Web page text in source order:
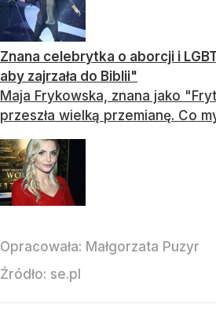
Znana celebrytka o aborcji i
aby zajrzała do Biblii"
Maja Frykowska, znana jako
przeszła wielką przemianę. Co
Opracowała: Małgorzata Puzyr
Źródło: se.pl